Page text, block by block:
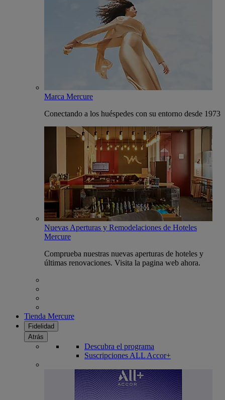
Marca Mercure
Conectando a los huéspedes con su entorno desde 1973
Nuevas Aperturas y Remodelaciones de Hoteles
Mercure
Comprueba nuestras nuevas aperturas de hoteles y
últimas renovaciones. Visita la pagina web ahora.
Tienda Mercure
Fidelidad
Atrás
Descubra el programa
Suscripciones ALL Accor+